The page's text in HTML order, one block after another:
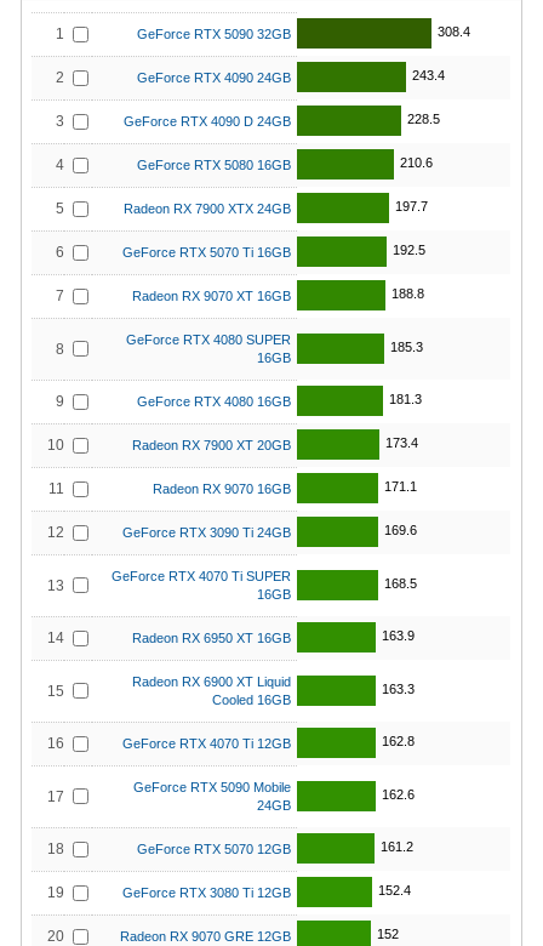
1 GeForce RTX 5090 32GB 308.4
2 GeForce RTX 4090 24GB 243.4
3 GeForce RTX 4090 D 24GB 228.5
4 GeForce RTX 5080 16GB 210.6
5 Radeon RX 7900 XTX 24GB 197.7
6 GeForce RTX 5070 Ti 16GB 192.5
7 Radeon RX 9070 XT 16GB 188.8
8
GeForce RTX 4080 SUPER
16GB
185.3
9 GeForce RTX 4080 16GB 181.3
10 Radeon RX 7900 XT 20GB 173.4
11 Radeon RX 9070 16GB 171.1
12 GeForce RTX 3090 Ti 24GB 169.6
13
GeForce RTX 4070 Ti SUPER
16GB
168.5
14 Radeon RX 6950 XT 16GB 163.9
15
Radeon RX 6900 XT Liquid
Cooled 16GB
163.3
16 GeForce RTX 4070 Ti 12GB 162.8
17
GeForce RTX 5090 Mobile
24GB
162.6
18 GeForce RTX 5070 12GB 161.2
19 GeForce RTX 3080 Ti 12GB 152.4
20 Radeon RX 9070 GRE 12GB 152